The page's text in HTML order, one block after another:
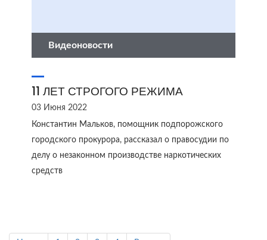
Видеоновости
11 ЛЕТ СТРОГОГО РЕЖИМА
03 Июня 2022
Константин Мальков, помощник подпорожского
городского прокурора, рассказал о правосудии по
делу о незаконном производстве наркотических
средств